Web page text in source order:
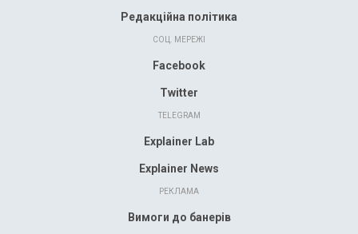
Редакційна політика
СОЦ. МЕРЕЖІ
Facebook
Twitter
TELEGRAM
Explainer Lab
Explainer News
РЕКЛАМА
Вимоги до банерів